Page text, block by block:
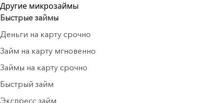
Другие микрозаймы
Быстрые займы
Деньги на карту срочно
Займ на карту мгновенно
Займы на карту срочно
Быстрый займ
Экспресс займ